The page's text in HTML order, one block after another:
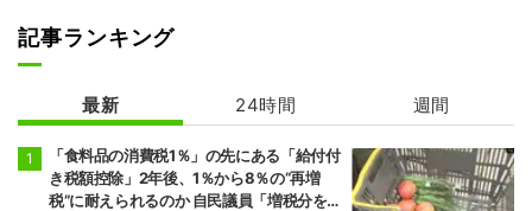
記事ランキング
最新 24時間 週間
「食料品の消費税1％」の先にある「給付付
き税額控除」2年後、1％から8％の“再増
税”に耐えられるのか 自民議員「増税分を上